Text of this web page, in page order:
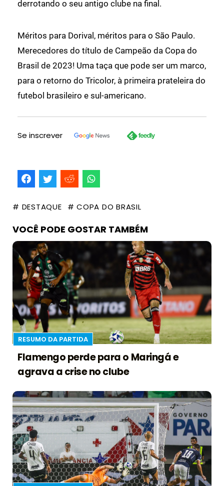
derrotando o seu antigo clube na final.
Méritos para Dorival, méritos para o São Paulo.
Merecedores do título de Campeão da Copa do
Brasil de 2023! Uma taça que pode ser um marco,
para o retorno do Tricolor, à primeira prateleira do
futebol brasileiro e sul-americano.
Se inscrever
# DESTAQUE # COPA DO BRASIL
VOCÊ PODE GOSTAR TAMBÉM
RESUMO DA PARTIDA
Flamengo perde para o Maringá e
agrava a crise no clube